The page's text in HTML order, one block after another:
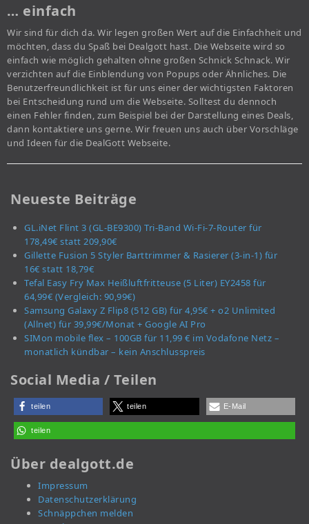
… einfach
Wir sind für dich da. Wir legen großen Wert auf die Einfachheit und
möchten, dass du Spaß bei Dealgott hast. Die Webseite wird so
einfach wie möglich gehalten ohne großen Schnick Schnack. Wir
verzichten auf die Einblendung von Popups oder Ähnliches. Die
Benutzerfreundlichkeit ist für uns einer der wichtigsten Faktoren
bei Entscheidung rund um die Webseite. Solltest du dennoch
einen Fehler finden, zum Beispiel bei der Darstellung eines Deals,
dann kontaktiere uns gerne. Wir freuen uns auch über Vorschläge
und Ideen für die DealGott Webseite.
Neueste Beiträge
GL.iNet Flint 3 (GL-BE9300) Tri-Band Wi-Fi-7-Router für
178,49€ statt 209,90€
Gillette Fusion 5 Styler Barttrimmer & Rasierer (3-in-1) für
16€ statt 18,79€
Tefal Easy Fry Max Heißluftfritteuse (5 Liter) EY2458 für
64,99€ (Vergleich: 90,99€)
Samsung Galaxy Z Flip8 (512 GB) für 4,95€ + o2 Unlimited
(Allnet) für 39,99€/Monat + Google AI Pro
SIMon mobile flex – 100GB für 11,99 € im Vodafone Netz –
monatlich kündbar – kein Anschlusspreis
Social Media / Teilen
teilen teilen E-Mail
teilen
Über dealgott.de
Impressum
Datenschutzerklärung
Schnäppchen melden